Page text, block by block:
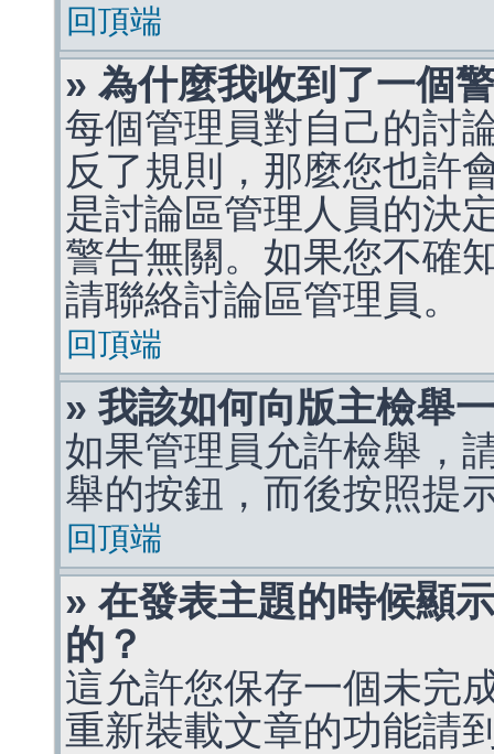
回頂端
» 為什麼我收到了一個
每個管理員對自己的討
反了規則，那麼您也許
是討論區管理人員的決
警告無關。如果您不確
請聯絡討論區管理員。
回頂端
» 我該如何向版主檢舉
如果管理員允許檢舉，
舉的按鈕，而後按照提
回頂端
» 在發表主題的時候顯
的？
這允許您保存一個未完
重新裝載文章的功能請